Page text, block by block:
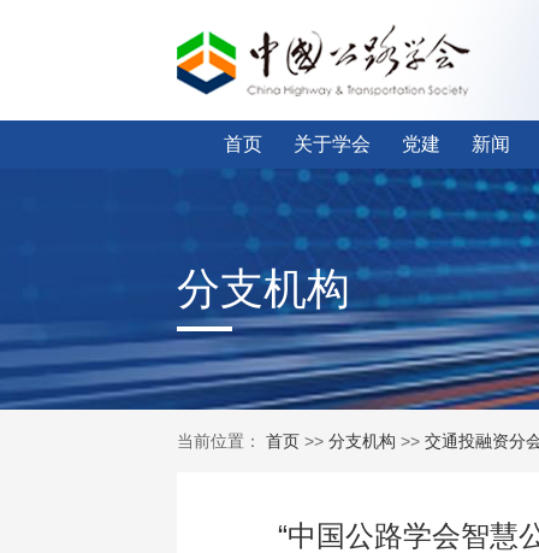
首页 关于学会 党建 新闻
分支机构
当前位置： 首页>> 分支机构 >> 交通投融资分
“中国公路学会智慧